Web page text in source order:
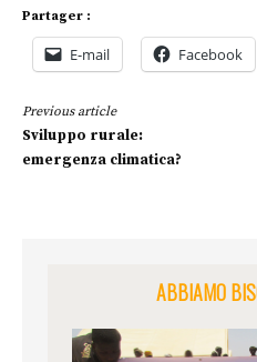
Partager :
E-mail Facebook
Continue
Reading
Previous article
Sviluppo rurale:
emergenza climatica?
ABBIAMO